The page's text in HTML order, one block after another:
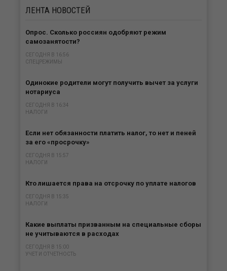
ЛЕНТА НОВОСТЕЙ
Опрос. Сколько россиян одобряют режим
самозанятости?
СЕГОДНЯ В 16:56
СПЕЦРЕЖИМЫ
Одинокие родители могут получить вычет за услуги
нотариуса
СЕГОДНЯ В 16:34
НАЛОГИ
Если нет обязанности платить налог, то нет и пеней
за его «просрочку»
СЕГОДНЯ В 15:57
НАЛОГИ
Кто лишается права на отсрочку по уплате налогов
СЕГОДНЯ В 15:35
НАЛОГИ
Какие выплаты призванным на специальные сборы
не учитываются в расходах
СЕГОДНЯ В 15:00
УЧЕТ И ОТЧЕТНОСТЬ